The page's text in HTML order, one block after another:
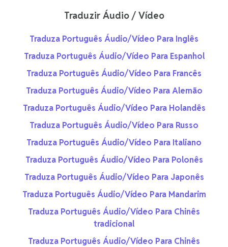
Traduzir Áudio / Vídeo
Traduza Português Áudio/Vídeo Para Inglês
Traduza Português Áudio/Vídeo Para Espanhol
Traduza Português Áudio/Vídeo Para Francês
Traduza Português Áudio/Vídeo Para Alemão
Traduza Português Áudio/Vídeo Para Holandês
Traduza Português Áudio/Vídeo Para Russo
Traduza Português Áudio/Vídeo Para Italiano
Traduza Português Áudio/Vídeo Para Polonês
Traduza Português Áudio/Vídeo Para Japonês
Traduza Português Áudio/Vídeo Para Mandarim
Traduza Português Áudio/Vídeo Para Chinês
tradicional
Traduza Português Áudio/Vídeo Para Chinês